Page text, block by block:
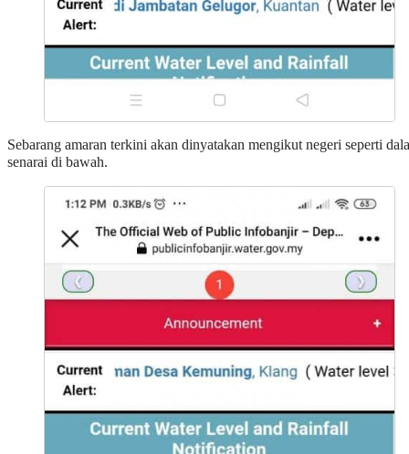
Sebarang amaran terkini akan dinyatakan mengikut negeri seperti
senarai di bawah.